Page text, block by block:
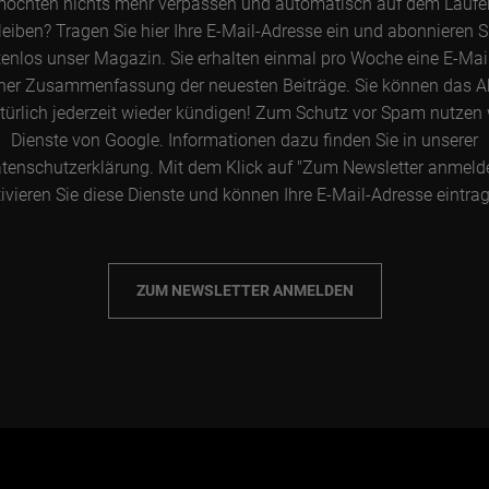
Tragen Sie hier Ihre E-Mail-Adresse ein und abonnieren
unser Magazin. Sie erhalten einmal pro Woche eine E-
Zusammenfassung der neuesten Beiträge. Sie können das
jederzeit wieder kündigen! Zum Schutz vor Spam nutzen
Dienste von Google. Informationen dazu finden Sie in unserer
Mit dem Klick auf "Zum Newsletter
Sie diese Dienste und können Ihre E-Mail-Adresse
ZUM NEWSLETTER ANMELDEN